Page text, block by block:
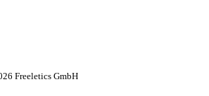
Freeletics GmbH